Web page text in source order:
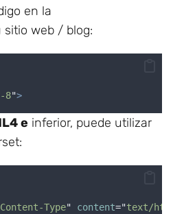
en la
sitio web / blog:
8">
e inferior, puede utilizar
Content-Type" content="text/